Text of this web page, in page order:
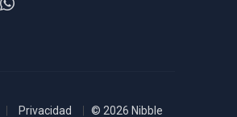
Privacidad © 2026 Nibble